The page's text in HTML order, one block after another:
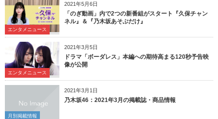
2021年5月6日
エンタメニュース
「のぎ動画」内で2つの新番組がスタート『久保チャン
ネル』＆『乃木坂あそぶだけ』
2021年3月5日
エンタメニュース
ドラマ「ボーダレス」本編への期待高まる120秒予告映
像が公開
2021年3月1日
月別掲載情報
乃木坂46：2021年3月の掲載誌・商品情報